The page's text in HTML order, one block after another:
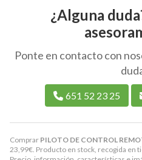
Comprar PILOTO DE CONTROL
23,99€ . Producto en stock, recogida en
¿Alguna
Ponte en contacto con
651 52 23 25